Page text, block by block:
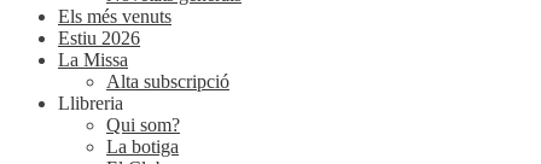
Els més venuts
Estiu 2026
La Missa
Alta subscripció
Llibreria
Qui som?
La botiga